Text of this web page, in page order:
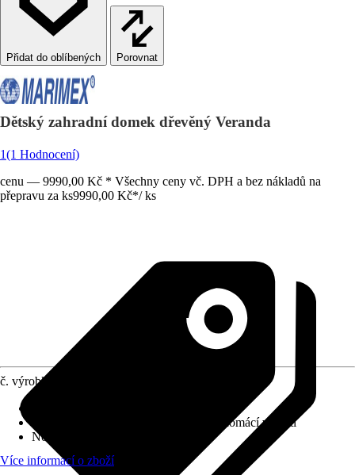
Porovnat
Dětský zahradní domek dřevěný Veranda
1(1 Hodnocení)
cenu — 9990,00 Kč * Všechny ceny vč. DPH a bez nákladů na
přepravu za ks9990,00 Kč*/ ks
č. výrobku
Dětský zahradní program pro domácí využití
Normy/Certifikáty
Více informací o zboží